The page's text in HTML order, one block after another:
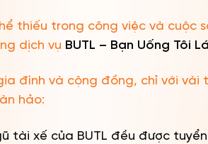
thiếu trong công việc và cuộc
dịch vụ BUTL – Bạn Uống Tôi
đình và cộng đồng, chỉ với
hảo:
tài xế của BUTL đều được